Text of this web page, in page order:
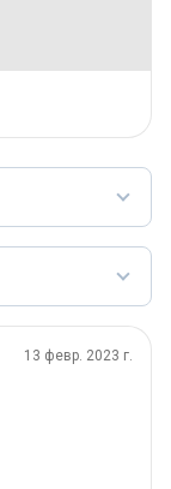
13 февр. 2023 г.
10.0